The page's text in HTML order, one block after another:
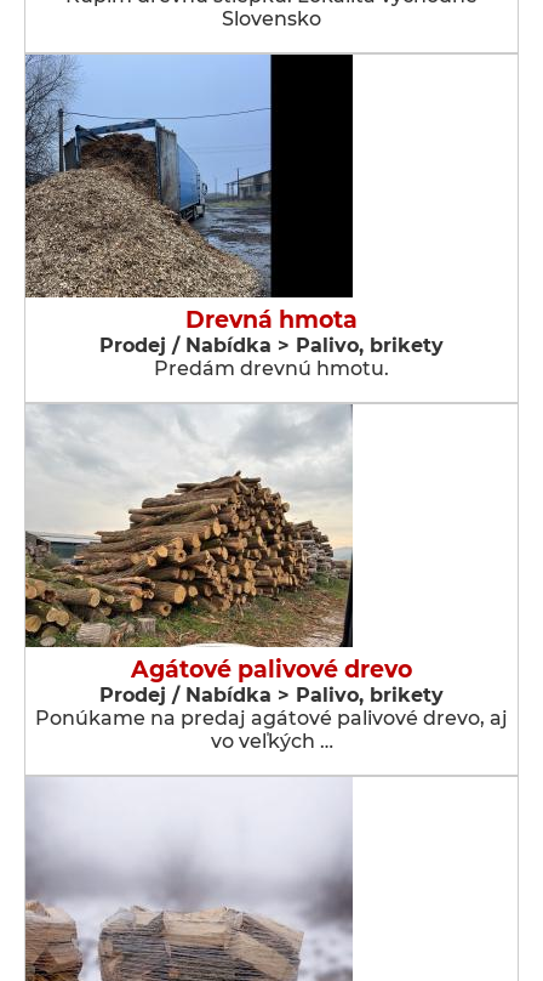
Slovensko
Drevná hmota
Prodej / Nabídka > Palivo, brikety
Predám drevnú hmotu.
Agátové palivové drevo
Prodej / Nabídka > Palivo, brikety
Ponúkame na predaj agátové palivové drevo, aj
vo veľkých …